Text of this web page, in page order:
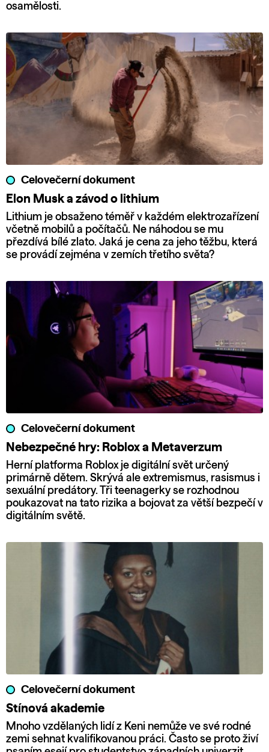
osamělosti.
Celovečerní dokument
Elon Musk a závod o lithium
Lithium je obsaženo téměř v každém elektrozařízení
včetně mobilů a počítačů. Ne náhodou se mu
přezdívá bílé zlato. Jaká je cena za jeho těžbu, která
se provádí zejména v zemích třetího světa?
Celovečerní dokument
Nebezpečné hry: Roblox a Metaverzum
Herní platforma Roblox je digitální svět určený
primárně dětem. Skrývá ale extremismus, rasismus i
sexuální predátory. Tři teenagerky se rozhodnou
poukazovat na tato rizika a bojovat za větší bezpečí v
digitálním světě.
Celovečerní dokument
Stínová akademie
Mnoho vzdělaných lidí z Keni nemůže ve své rodné
zemi sehnat kvalifikovanou práci. Často se proto živí